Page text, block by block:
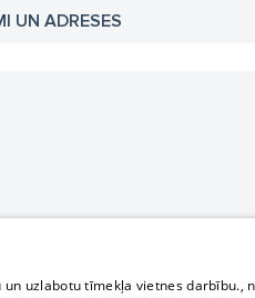
UN ADRESES
uzlabotu tīmekļa vietnes darbību.,